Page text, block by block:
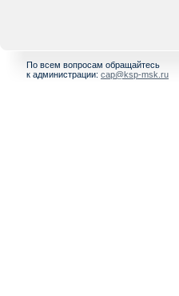
По всем вопросам обращайтесь
к администрации: cap@ksp-msk.ru